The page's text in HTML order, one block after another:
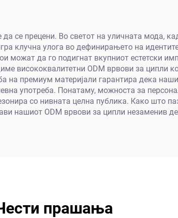
се прецени. Во светот на уличната мода,
клучна улога во дефинирањето на
да го подигнат вкупниот естетски
висококвалитетни ODM врвови за ципли
на премиум материјали гарантира дека
употреба. Понатаму, можноста за
со нивната целна публика. Како што
нашиот ODM врвови за ципли незаменив
прашања